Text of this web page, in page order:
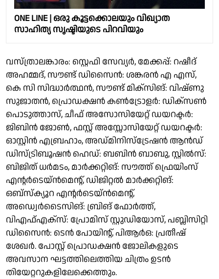
ONE LINE | ഒരു കൂട്ടക്കൊലയും വിഖ്യാത
സാഹിത്യ സൃഷ്ടിയുടെ പിറവിയും
വസ്ത്രാലങ്കാരം: സ്റ്റെഫി സേവ്യർ, മേക്കപ്പ്: റഷീദ്
അഹമ്മദ്, സൗണ്ട് ഡിസൈൻ: ശങ്കരൻ എ എസ്,
കെ സി സിദ്ധാർത്ഥൻ, സൗണ്ട് മിക്സിങ്: വിഷ്ണു
സുജാതൻ, പ്രൊഡക്ഷൻ കൺട്രോളർ: ഡിക്സൺ
പൊടുത്താസ്, ചീഫ് അസോസിയേറ്റ് ഡയറക്ടർ:
ജിബിൻ ജോൺ, ഫസ്റ്റ് അസ്സോസിയേറ്റ് ഡയറക്ടർ:
ഓസ്റ്റിൻ എബ്രഹാം, അഡ്മിനിസ്ട്രേഷൻ ആൻഡ്
ഡിസ്ട്രിബൂഷൻ ഹെഡ്: ബബിൻ ബാബു, സ്റ്റിൽസ്:
ബിജിത് ധർമടം, മാർക്കറ്റിങ്: സൗത്ത് ഫ്രെയിംസ്
എന്റർടെയ്‌ൻമെന്റ്, ഡിജിറ്റൽ മാർക്കറ്റിങ്:
ഒബ്സ്ക്യൂറ എന്റർടെയ്‌ൻമെന്റ്,
അഡ്വെർടൈസിങ്: ബ്രിങ് ഫോർത്ത്,
വിഎഫ്എക്സ്: പ്രോമിസ് സ്റ്റുഡിയോസ്, പബ്ലിസിറ്റി
ഡിസൈൻ: ടെൻ പോയിന്റ്, പിആർഒ: പ്രതീഷ്
ശേഖർ. പോസ്റ്റ് പ്രൊഡക്ഷൻ ജോലികളുടെ
അവസാന ഘട്ടത്തിലെത്തിയ ചിത്രം ഉടൻ
തിയേറ്ററുകളിലേക്കെത്തും.